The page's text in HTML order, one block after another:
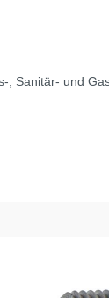
, Sanitär- und